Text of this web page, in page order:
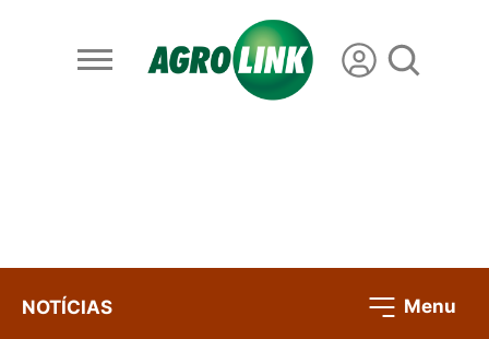
NOTÍCIAS Menu